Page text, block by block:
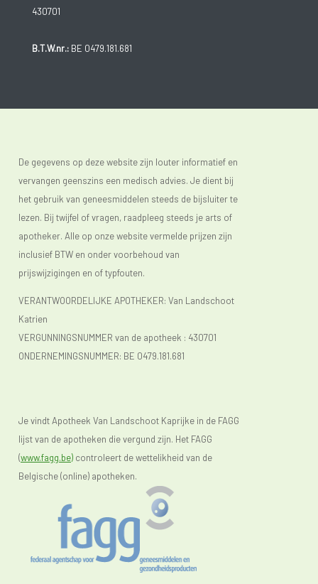
430701
B.T.W.nr.:BE 0479.181.681
De gegevens op deze website zijn louter informatief en
vervangen geenszins een medisch advies. Je dient bij
het gebruik van geneesmiddelen steeds de bijsluiter te
lezen. Bij twijfel of vragen, raadpleeg steeds je arts of
apotheker. Alle op onze website vermelde prijzen zijn
inclusief BTW en onder voorbehoud van
prijswijzigingen en of typfouten.
VERANTWOORDELIJKE APOTHEKER: Van Landschoot
Katrien
VERGUNNINGSNUMMER van de apotheek : 430701
ONDERNEMINGSNUMMER: BE 0479.181.681
Je vindt Apotheek Van Landschoot Kaprijke in de FAGG
lijst van de apotheken die vergund zijn. Het FAGG
(www.fagg.be) controleert de wettelikheid van de
Belgische (online) apotheken.